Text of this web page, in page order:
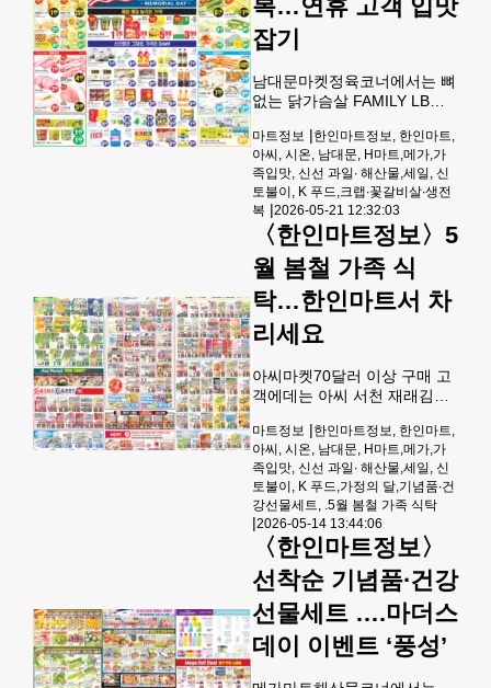
코다리LB 2.99, 제주 참 가자
미400G PK 12.99, 홍창 자반
이면수340G PK 6.
복…연휴 고객 입맛
잡기
남대문마켓정육코너에서는 뼈
없는 닭가슴살 FAMILY LB
돈까스용 돼지등심 WHOLE
LB 1.99, 뼈있는 생수육 삼겹
살 LB 4.49, 소도가니살 LB
5.49에 판매된다.해산물코너
에서는 머리 없는 새우 U-15
LB 7.99,블랙타이거 새우
HLSO 16/20 LB 9.99, 스노우
크랩 8UP 10LB/BOX 149.99,
노르웨이 고등어 400/600(NO
CLEAN) LB 3.99, 랍스타 테일
5-6OZ EA 7.99, 금병어
마트정보 |한인마트정보, 한인마트,
아씨, 시온, 남대문, H마트,메가,가
족입맛, 신선 과일∙ 해산물,세일, 신
토불이, K 푸드,크랩∙꽃갈비살∙생전
복 |2026-05-21 12:32:03
〈한인마트정보〉5
월 봄철 가족 식
탁…한인마트서 차
리세요
아씨마켓70달러 이상 구매 고
객에데는 아씨 서천 재래김
OZ 8.99, 농협 생배
12X8.1OZ 7.99, 아씨 멸치맛
쌀국수8X3.17OZ 9.99, 사골
맛 쌀국수8X3.17OZ 9.99, 육
개장맛 쌀국수8X3.17OZ
9.99,김치맛 쌀국수8X3.17OZ
9.99, 참조기(150-200) EA
25.99, 배추
BOX/LIMIT1.15.99에 제공된
다.과일코너에서는 한국 신고
배(10과/BOX) EA 29.99, 골
든키위(BOX) EA 29.99, 이스
마트정보 |한인마트정보, 한인마트,
아씨, 시온, 남대문, H마트,메가,가
족입맛, 신선 과일∙ 해산물,세일, 신
토불이, K 푸드,가정의 달,기념품∙건
강선물세트, .5월 봄철 가족 식탁
|2026-05-14 13:44:06
〈한인마트정보〉
선착순 기념품∙건강
선물세트 ….마더스
데이 이벤트 ‘풍성’